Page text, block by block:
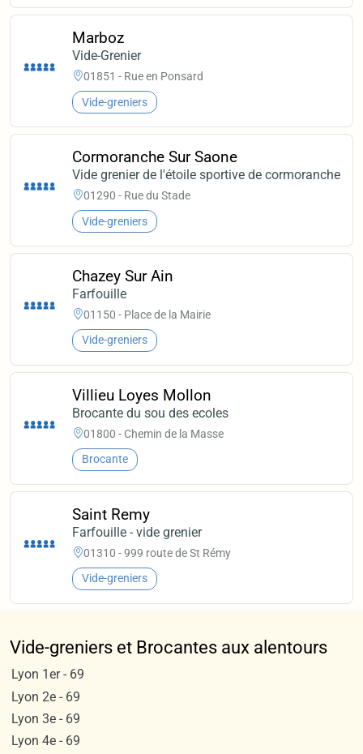
Marboz
Vide-Grenier
01851 - Rue en Ponsard
Vide-greniers
Cormoranche Sur Saone
Vide grenier de l'étoile sportive de cormoranche
01290 - Rue du Stade
Vide-greniers
Chazey Sur Ain
Farfouille
01150 - Place de la Mairie
Vide-greniers
Villieu Loyes Mollon
Brocante du sou des ecoles
01800 - Chemin de la Masse
Brocante
Saint Remy
Farfouille - vide grenier
01310 - 999 route de St Rémy
Vide-greniers
Vide-greniers et Brocantes aux alentours
Lyon 1er - 69
Lyon 2e - 69
Lyon 3e - 69
Lyon 4e - 69